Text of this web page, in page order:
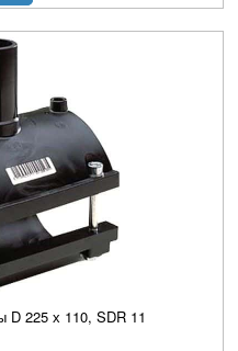
D 225 х 110, SDR 11